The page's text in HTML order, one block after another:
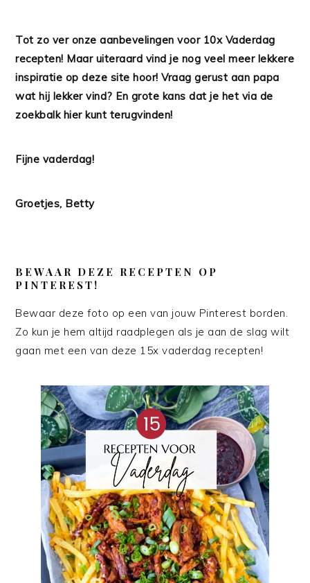
Tot zo ver onze aanbevelingen voor 10x Vaderdag
recepten! Maar uiteraard vind je nog veel meer lekkere
inspiratie op deze site hoor! Vraag gerust aan papa
wat hij lekker vind? En grote kans dat je het via de
zoekbalk hier kunt terugvinden!
Fijne vaderdag!
Groetjes, Betty
BEWAAR DEZE RECEPTEN OP
PINTEREST!
Bewaar deze foto op een van jouw Pinterest borden.
Zo kun je hem altijd raadplegen als je aan de slag wilt
gaan met een van deze 15x vaderdag recepten!